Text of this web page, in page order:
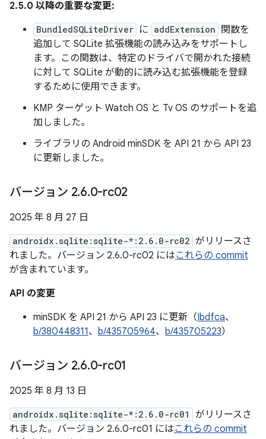
2.5.0 以降の重要な変更:
BundledSQLiteDriver に addExtension
関数を
追加して SQLite 拡張機能の読み込みをサポートし
ます。この関数は、特定のドライバで開かれた接続
に対して SQLite が動的に読み込む拡張機能を登録
するために使用できます。
KMP ターゲット Watch OS と Tv OS のサポートを追
加しました。
ライブラリの Android minSDK を API 21 から API 23
に更新しました。
バージョン 2.6.0-rc02
2025 年 8 月 27 日
androidx.sqlite:sqlite-*:2.6.0-rc02 がリリースさ
れました。バージョン 2.6.0-rc02 にはこれらの commit
が含まれています。
API の変更
minSDK を API 21 から API 23 に更新（Ibdfca、
b/380448311、 b/435705964、 b/435705223）
バージョン 2.6.0-rc01
2025 年 8 月 13 日
androidx.sqlite:sqlite-*:2.6.0-rc01
がリリースさ
れました。バージョン 2.6.0-rc01 にはこれらの commit